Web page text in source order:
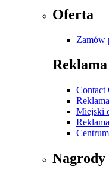
Oferta
Zamów
Reklama
Contact
Miejski
Nagrody